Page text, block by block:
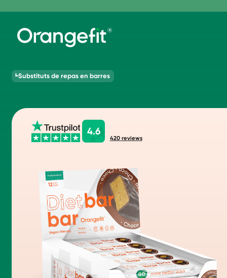
Substituts de repas en barres
4.6
420 reviews